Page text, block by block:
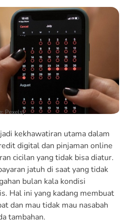
Pexels)
kekhawatiran utama dalam
digital dan pinjaman online
cicilan yang tidak bisa diatur.
jatuh di saat yang tidak
bulan kala kondisi
Hal ini yang kadang membuat
dan mau tidak mau nasabah
tambahan.